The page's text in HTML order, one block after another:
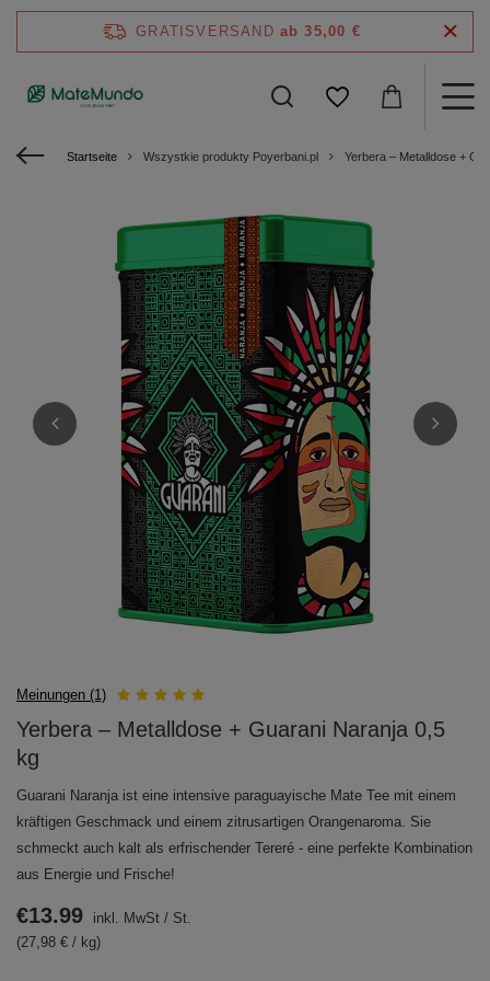
GRATISVERSAND ab 35,00 €
Startseite Wszystkie produkty Poyerbani.pl Yerbera – Metalldose +
Meinungen (1)
Yerbera – Metalldose + Guarani Naranja 0,5
kg
Guarani Naranja ist eine intensive paraguayische Mate Tee mit einem
kräftigen Geschmack und einem zitrusartigen Orangenaroma. Sie
schmeckt auch kalt als erfrischender Tereré - eine perfekte Kombination
aus Energie und Frische!
€13.99 inkl. MwSt / St.
(27,98 € / kg)